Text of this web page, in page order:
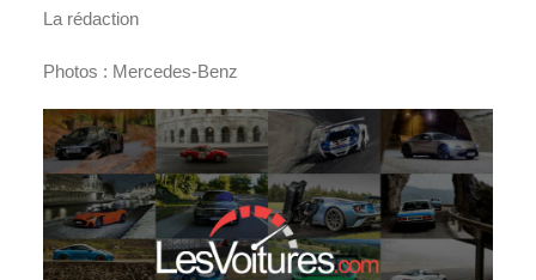
La rédaction
Photos : Mercedes-Benz